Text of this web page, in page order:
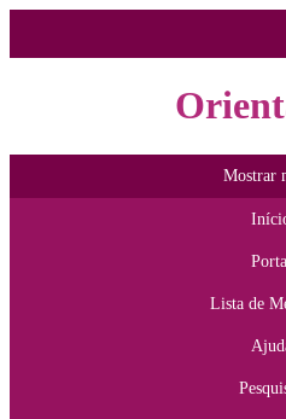
Mostrar
Lista de